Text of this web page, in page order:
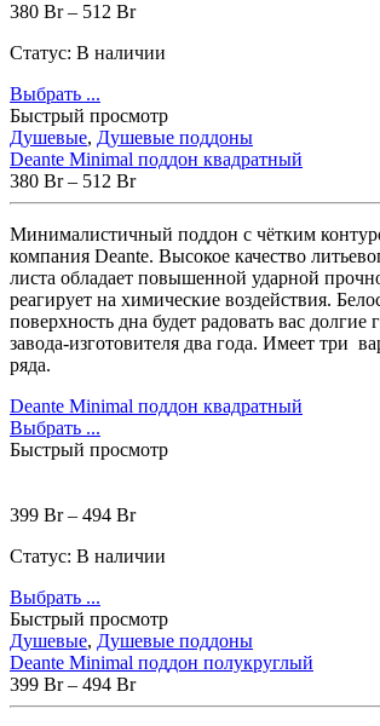
380 Br– 512 Br
Статус: В наличии
Выбрать ...
Быстрый просмотр
Душевые, Душевые поддоны
Deante Minimal поддон квадратный
380 Br– 512 Br
Минималистичный поддон с чётким
компания Deante. Высокое качество
листа обладает повышенной ударной
реагирует на химические воздействия.
поверхность дна будет радовать вас долгие
завода-изготовителя два года. Имеет три
ряда.
Deante Minimal поддон квадратный
Выбрать ...
Быстрый просмотр
399 Br– 494 Br
Статус: В наличии
Выбрать ...
Быстрый просмотр
Душевые, Душевые поддоны
Deante Minimal поддон полукруглый
399 Br– 494 Br